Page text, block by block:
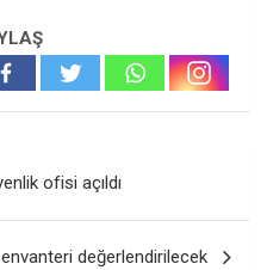
ofisi açıldı
envanteri değerlendirilecek